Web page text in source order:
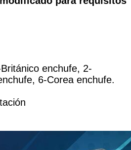
enchufe, 2-
6-Corea enchufe.